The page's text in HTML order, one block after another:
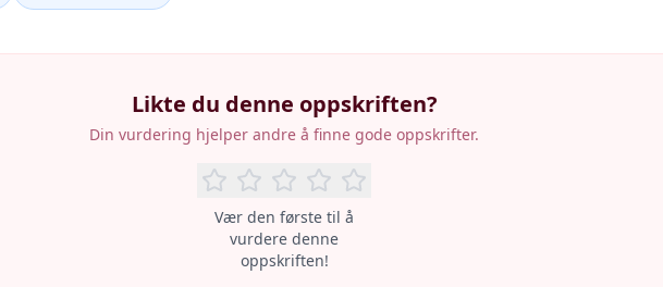
Likte du denne oppskriften?
Din vurdering hjelper andre å finne gode oppskrifter.
Vær den første til å
vurdere denne
oppskriften!